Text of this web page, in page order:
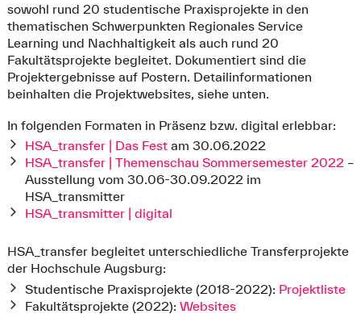
sowohl rund 20 studentische Praxisprojekte in den
thematischen Schwerpunkten Regionales Service
Learning und Nachhaltigkeit als auch rund 20
Fakultätsprojekte begleitet. Dokumentiert sind die
Projektergebnisse auf Postern. Detailinformationen
beinhalten die Projektwebsites, siehe unten.
In folgenden Formaten in Präsenz bzw. digital erlebbar:
HSA_transfer | Das Festam 30.06.2022
HSA_transfer | Themenschau Sommersemester 2022 –
Ausstellung vom 30.06-30.09.2022 im
HSA_transmitter
HSA_transmitter | digital
HSA_transfer begleitet unterschiedliche Transferprojekte
der Hochschule Augsburg:
Studentische Praxisprojekte (2018-2022): Projektliste
Fakultätsprojekte (2022): Websites